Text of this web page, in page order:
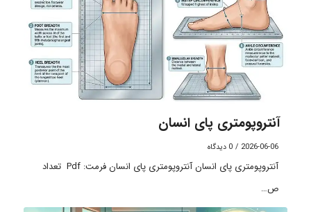
آنتروپومتری پای انسان
2026-06-06
/ 0 دیدگاه
آنتروپومتری پای انسان آنتروپومتری پای انسان فرمت: Pdf تعداد
ص…